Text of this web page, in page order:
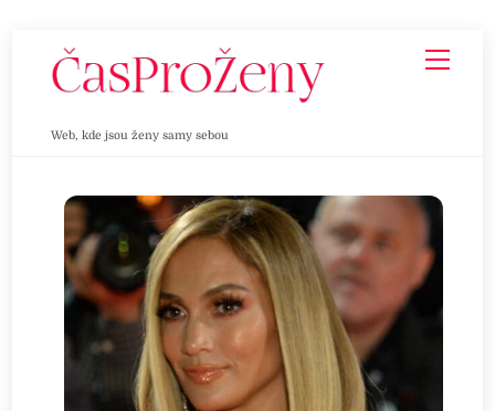
Web, kde jsou ženy samy sebou